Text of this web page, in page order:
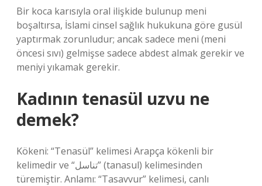
Bir koca karısıyla oral ilişkide bulunup meni
boşaltırsa, İslami cinsel sağlık hukukuna göre gusül
yaptırmak zorunludur; ancak sadece meni (meni
öncesi sıvı) gelmişse sadece abdest almak gerekir ve
meniyi yıkamak gerekir.
Kadının tenasül uzvu ne
demek?
Kökeni: “Tenasül” kelimesi Arapça kökenli bir
kelimedir ve “تناسل” (tanasul) kelimesinden
türemiştir. Anlamı: “Tasavvur” kelimesi, canlı